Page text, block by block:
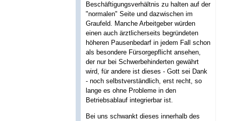
Beschäftigungsverhältnis zu halten auf der
"normalen" Seite und dazwischen im
Graufeld. Manche Arbeitgeber würden
einen auch ärztlicherseits begründeten
höheren Pausenbedarf in jedem Fall schon
als besondere Fürsorgepflicht ansehen,
der nur bei Schwerbehinderten gewährt
wird, für andere ist dieses - Gott sei Dank
- noch selbstverständlich, erst recht, so
lange es ohne Probleme in den
Betriebsablauf integrierbar ist.
Bei uns schwankt dieses innerhalb des